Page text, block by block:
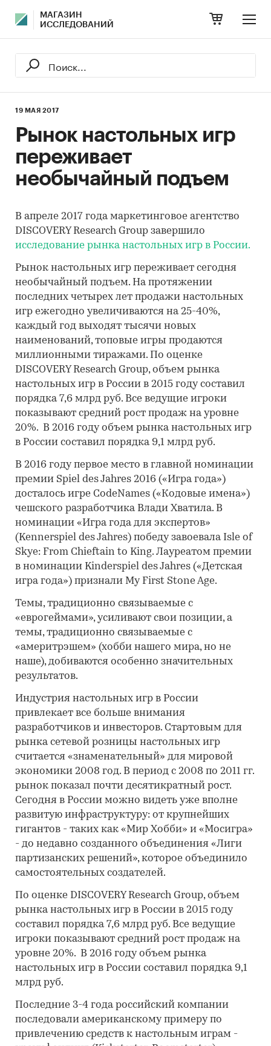
МАГАЗИН
ИССЛЕДОВАНИЙ
19 МАЯ 2017
Рынок настольных игр
переживает
необычайный подъем
В апреле 2017 года маркетинговое агентство
DISCOVERY Research Group завершило
исследование рынка настольных игр в России.
Рынок настольных игр переживает сегодня
необычайный подъем. На протяжении
последних четырех лет продажи настольных
игр ежегодно увеличиваются на 25-40%,
каждый год выходят тысячи новых
наименований, топовые игры продаются
миллионными тиражами. По оценке
DISCOVERY Research Group, объем рынка
настольных игр в России в 2015 году составил
порядка 7,6 млрд руб. Все ведущие игроки
показывают средний рост продаж на уровне
20%. В 2016 году объем рынка настольных игр
в России составил порядка 9,1 млрд руб.
В 2016 году первое место в главной номинации
премии Spiel des Jahres 2016 («Игра года»)
досталось игре CodeNames («Кодовые имена»)
чешского разработчика Влади Хватила. В
номинации «Игра года для экспертов»
(Kennerspiel des Jahres) победу завоевала Isle of
Skye: From Chieftain to King. Лауреатом премии
в номинации Kinderspiel des Jahres («Детская
игра года») признали My First Stone Age.
Темы, традиционно связываемые с
«еврогеймами», усиливают свои позиции, а
темы, традиционно связываемые с
«америтрэшем» (хобби нашего мира, но не
наше), добиваются особенно значительных
результатов.
Индустрия настольных игр в России
привлекает все больше внимания
разработчиков и инвесторов. Стартовым для
рынка сетевой розницы настольных игр
считается «знаменательный» для мировой
экономики 2008 год. В период с 2008 по 2011 гг.
рынок показал почти десятикратный рост.
Сегодня в России можно видеть уже вполне
развитую инфраструктуру: от крупнейших
гигантов - таких как «Мир Хобби» и «Мосигра»
- до недавно созданного объединения «Лиги
партизанских решений», которое объединило
самостоятельных создателей.
По оценке DISCOVERY Research Group, объем
рынка настольных игр в России в 2015 году
составил порядка 7,6 млрд руб. Все ведущие
игроки показывают средний рост продаж на
уровне 20%. В 2016 году объем рынка
настольных игр в России составил порядка 9,1
млрд руб.
Последние 3-4 года российский компании
последовали американскому примеру по
привлечению средств к настольным играм -